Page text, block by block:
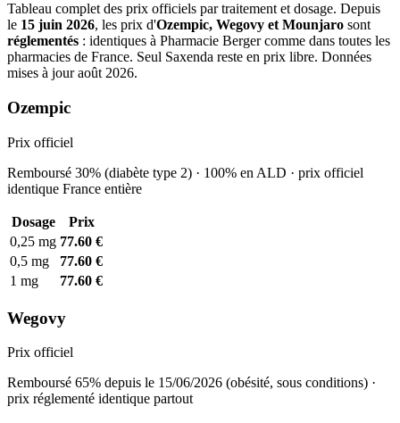
Tableau complet des prix officiels par traitement et dosage. Depuis
le 15 juin 2026, les prix d'Ozempic, Wegovy et Mounjaro sont
réglementés : identiques à Pharmacie Berger comme dans toutes les
pharmacies de France. Seul Saxenda reste en prix libre. Données
mises à jour août 2026.
Ozempic
Prix officiel
Remboursé 30% (diabète type 2) · 100% en ALD · prix officiel
identique France entière
Dosage
Prix
0,25 mg 77.60 €
0,5 mg
77.60 €
1 mg
77.60 €
Wegovy
Prix officiel
Remboursé 65% depuis le 15/06/2026 (obésité, sous conditions) ·
prix réglementé identique partout